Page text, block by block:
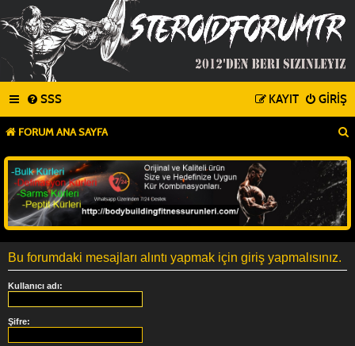
SSS GIRIŞ
KAYIT
FORUM ANA SAYFA
Bu forumdaki mesajları alıntı yapmak için giriş yapmalısınız.
Kullanıcı adı:
Şifre: